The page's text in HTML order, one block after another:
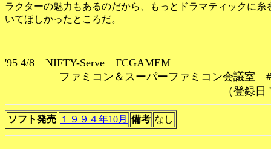
ラクターの魅力もあるのだから、もっとドラマティックに糸
いてほしかったところだ。
'95 4/8 NIFTY-Serve FCGAMEM
ファミコン＆スーパーファミコン会議室
（登録日 '96/11/
ソフト発売 １９９４年10月 備考 なし